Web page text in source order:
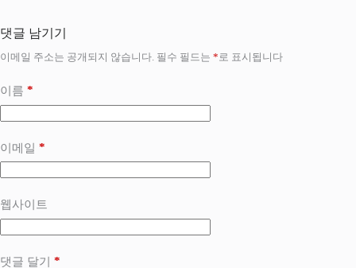
댓글 남기기
이메일 주소는 공개되지 않습니다. 필수 필드는 *로 표시됩니다
이름 *
이메일 *
웹사이트
댓글 달기 *